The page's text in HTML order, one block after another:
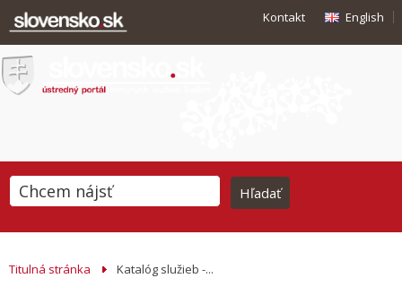
Kontakt English
Titulná stránka Katalóg služieb -...